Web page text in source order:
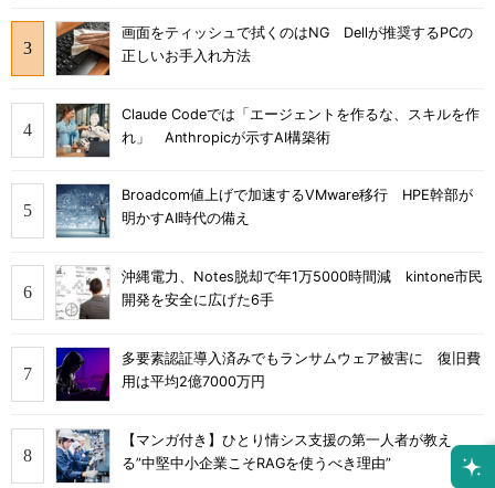
画面をティッシュで拭くのはNG Dellが推奨するPCの
正しいお手入れ方法
Claude Codeでは「エージェントを作るな、スキルを作
れ」 Anthropicが示すAI構築術
Broadcom値上げで加速するVMware移行 HPE幹部が
明かすAI時代の備え
沖縄電力、Notes脱却で年1万5000時間減 kintone市民
開発を安全に広げた6手
多要素認証導入済みでもランサムウェア被害に 復旧費
用は平均2億7000万円
【マンガ付き】ひとり情シス支援の第一人者が教え
る”中堅中小企業こそRAGを使うべき理由”